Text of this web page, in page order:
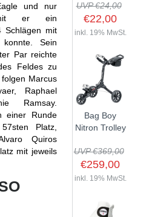
und nur
er ein
Schlägen mit
Sein
Par reichte
Feldes zu
Marcus
Raphael
Ramsay.
einer Runde
Platz,
Quiros
mit jeweils
UVP €24,00
€22,00
inkl. 19% MwSt.
Bag Boy
Nitron Trolley
UVP €369,00
€259,00
inkl. 19% MwSt.